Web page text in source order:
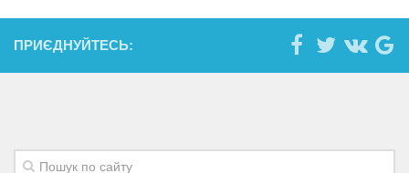
Здоров’я
Трагедії
ПРИЄДНУЙТЕСЬ: